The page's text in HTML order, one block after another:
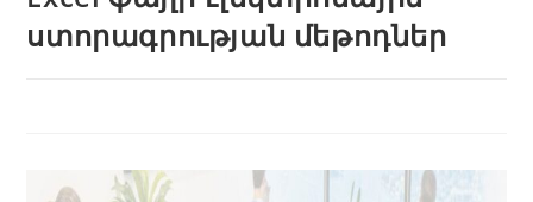
ստորագրության մեթոդներ